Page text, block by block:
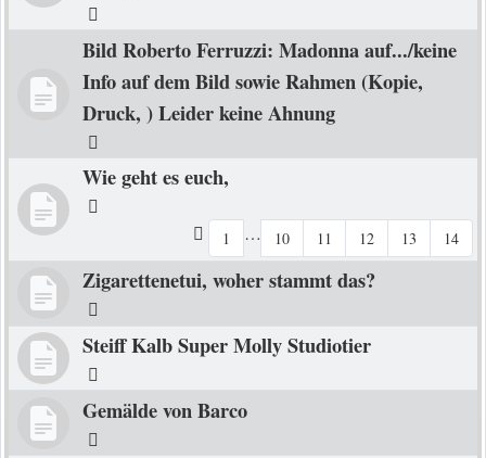
Bild Roberto Ferruzzi: Madonna auf.../keine
Info auf dem Bild sowie Rahmen (Kopie,
Druck, ) Leider keine Ahnung
Wie geht es euch,
1 … 10 11 12 13 14
Zigarettenetui, woher stammt das?
Steiff Kalb Super Molly Studiotier
Gemälde von Barco